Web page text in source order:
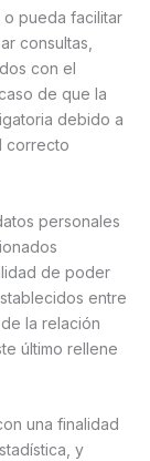
o pueda facilitar
consultas,
con el
de que la
debido a
correcto
personales
de poder
entre
la relación
último rellene
una finalidad
y